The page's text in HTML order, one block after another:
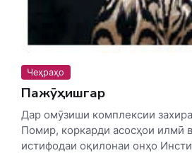
Чеҳраҳо
Пажӯҳишгар
Дар омӯзиши комплексии
Помир, коркарди асосҳои илмӣ
истифодаи оқилонаи онҳо